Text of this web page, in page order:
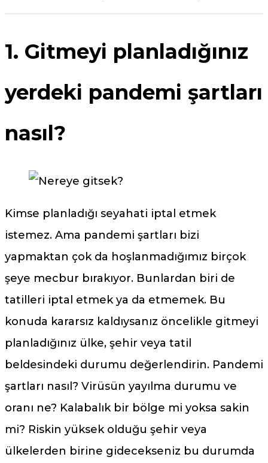
1. Gitmeyi planladığınız
yerdeki pandemi şartları
nasıl?
Kimse planladığı seyahati iptal etmek
istemez. Ama pandemi şartları bizi
yapmaktan çok da hoşlanmadığımız birçok
şeye mecbur bırakıyor. Bunlardan biri de
tatilleri iptal etmek ya da etmemek. Bu
konuda kararsız kaldıysanız öncelikle gitmeyi
planladığınız ülke, şehir veya tatil
beldesindeki durumu değerlendirin. Pandemi
şartları nasıl? Virüsün yayılma durumu ve
oranı ne? Kalabalık bir bölge mi yoksa sakin
mi? Riskin yüksek olduğu şehir veya
ülkelerden birine gidecekseniz bu durumda